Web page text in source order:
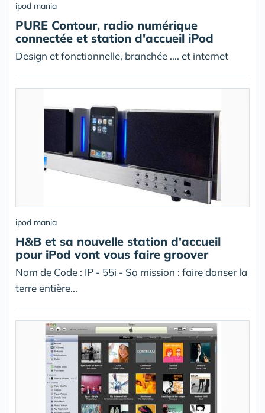
ipod mania
PURE Contour, radio numérique
connectée et station d'accueil iPod
Design et fonctionnelle, branchée .... et internet
ipod mania
H&B et sa nouvelle station d'accueil
pour iPod vont vous faire groover
Nom de Code : IP - 55i - Sa mission : faire danser la
terre entière...